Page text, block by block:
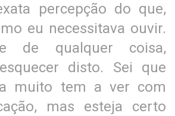
percepção do que,
eu necessitava ouvir.
de qualquer coisa,
disto. Sei que
muito tem a ver com
mas esteja certo